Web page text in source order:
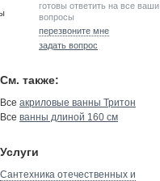
готовы ответить на все ваши
вопросы
перезвоните мне
задать вопрос
См. также:
Все акриловые ванны Тритон
Все ванны длиной 160 см
Услуги
Сантехника отечественных и